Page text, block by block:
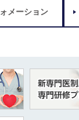
メーション